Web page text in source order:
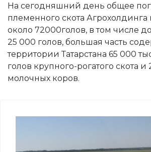
На сегодняшний день общее
племенного скота Агрохолдинга
около 72000голов, в том числе
25 000 голов, большая часть
территории Татарстана 65 000
голов крупного-рогатого скота и
молочных коров.